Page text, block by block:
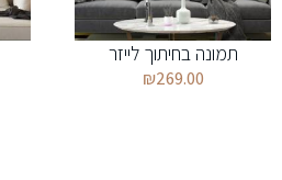
תמונה בחיתוך לייזר
₪269.00